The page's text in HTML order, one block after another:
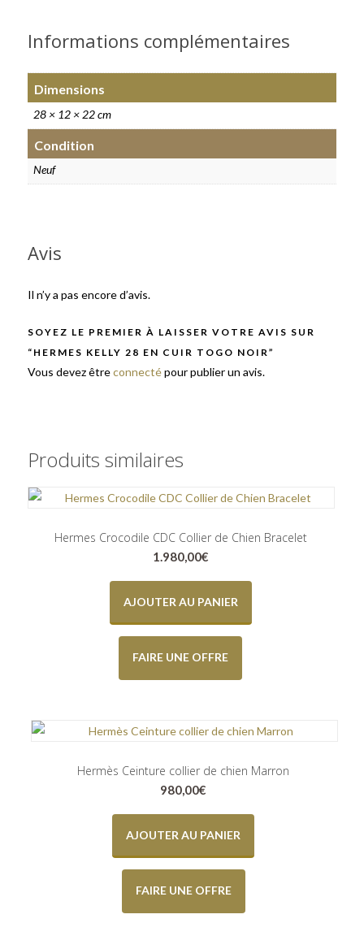
Informations complémentaires
Dimensions
28 × 12 × 22 cm
Condition
Neuf
Avis
Il n’y a pas encore d’avis.
SOYEZ LE PREMIER À LAISSER VOTRE AVIS SUR
“HERMES KELLY 28 EN CUIR TOGO NOIR”
Vous devez êtreconnectépour publier un avis.
Produits similaires
Hermes Crocodile CDC Collier de Chien Bracelet
1.980,00€
AJOUTER AU PANIER
FAIRE UNE OFFRE
Hermès Ceinture collier de chien Marron
980,00€
AJOUTER AU PANIER
FAIRE UNE OFFRE